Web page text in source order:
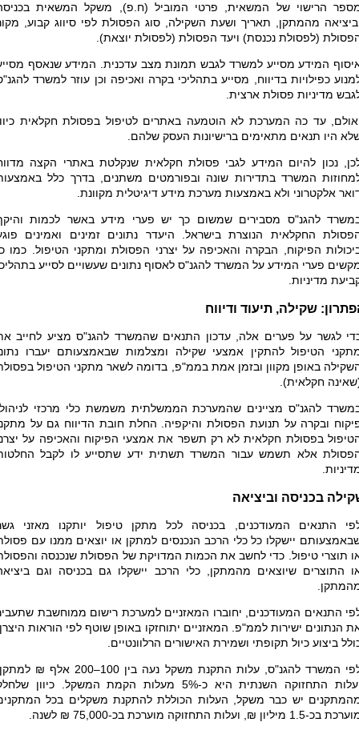
הרישוי של המשאית, פרטי המוביל (ח.פ), משקל המשאית
מהמתקן, תאריך ושעת השקילה, סוג הפסולת לפי סיווג קבוע,
(לפסולת נכנסת) ויעד הפסולת (לפסולת יוצאת).
המידע מסייע למשרד לגבש תמונת מצב עדכנית. המידע שנאסף
כפילויות בדיווח, מסייע בתהליכי בקרה ואכיפה וכן עוזר למשרד
מדיניות פסולת ארצית.
עד כה המערכת לא הוטמעה באתרים לטיפול בפסולת חקלאית
היו תנאים מתאימים ברישיונות העסק שלהם.
נכון להיום המידע לגבי פסולת חקלאית שנקלטת באתרי הקצה
המשרד בתדירות שונה ובפורמטים משתנים, בדרך כלל
אלקטרוני ולא באמצעות מערכת מידע דיגיטלית מקוונת.
להגנ"ס מסבירים שמשום כך יש פערי מידע באשר לכמות
החקלאית הנוצרת בישראל. היעדר נתונים זמינים ואמינים
הפיקוח, הבקרה והאכיפה על יצרני הפסולת ומתקני הטיפול. כמו
פערי המידע על המשרד להגנ"ס לאסוף נתונים שעשויים לסייע
מדיניות.
שקילה, תיעוד ודיווח
לגשר על פערים אלה, עדכון התנאים שהמשרד להגנ"ס מציע לחייב
הטיפול להתקין אמצעי שקילה ומצלמות שבאמצעותם יעברו
באופן מקוון ובזמן אמת בממ"פ, בדומה לשאר מתקני הטיפול
חקלאית).
להגנ"ס מציינים שהמערכת הממשלתית משמשת כלי מרכזי
ובקרה על תנועת הפסולת והיקפיה. החלת חובת הדיווח גם על
בפסולת חקלאית לא רק תשפר את אמצעי הפיקוח והאכיפה על
אלא תשמש עבור המשרד תשתית ידע שתסייע לו לקבל
בכניסה וביציאה
התנאים המעודכנים, בכניסה לכל מתקן טיפול יותקנו מאזני
יישקלו כל כלי הרכב הנכנסים למתקן או יוצאים ממנו עם
תוצרי טיפול. כדי לחשב את הכמות המדויקת של הפסולת שנכנסה
התוצרים שיוצאים מהמתקן, כלי הרכב יישקלו גם בכניסה וגם
התנאים המעודכנים, יחוברו המאזניים למערכת רישום ממוחשבת
הנתונים ישירות לממ"פ. המאזניים יתוחזקו באופן שוטף לפי הוראות
ביצוע כיול תקופתי ושמירת האישורים הרלוונטיים
לפי המשרד להגנ"ס, עלות התקנת משקל נעה בין 100–200 אלף ₪
ועלות התחזוקה השנתית היא כ-5% מעלות הקמת המשקל. כיוון
יש כבר משקל, העלות הכוללת להתקנת משקלים בכל
בכ-1.5 מיליון ₪, ועלות התחזוקה מוערכת בכ-75,000 ₪ לשנה.